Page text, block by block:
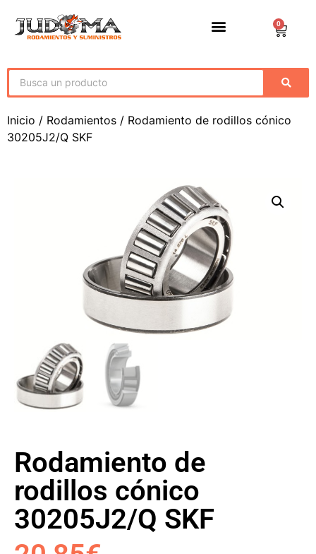
0
Inicio / Rodamientos / Rodamiento de rodillos cónico
30205J2/Q SKF
Rodamiento de
rodillos cónico
30205J2/Q SKF